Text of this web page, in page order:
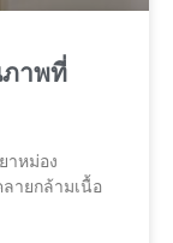
าพที่
าหม่อง
ายกล้ามเนื้อ